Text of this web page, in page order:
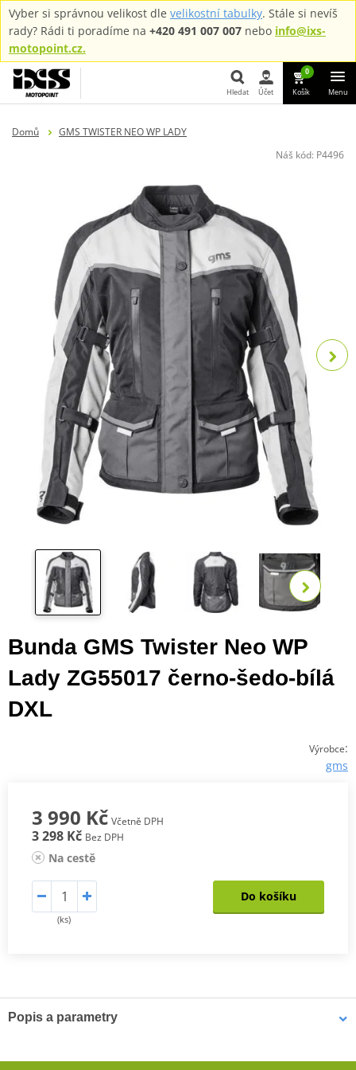
Vyber si správnou velikost dle velikostní tabulky. Stále si nevíš
rady? Rádi ti poradíme na +420 491 007 007 nebo info@ixs-
motopoint.cz.
Hledat Účet
0
Košík Menu
Domů
GMS TWISTER NEO WP LADY
Náš kód: P4496
Bunda GMS Twister Neo WP
Lady ZG55017 černo-šedo-bílá
DXL
Výrobce:
gms
3 990 Kč Včetně DPH
3 298 Kč Bez DPH
Na cestě
(ks)
Do košíku
Popis a parametry